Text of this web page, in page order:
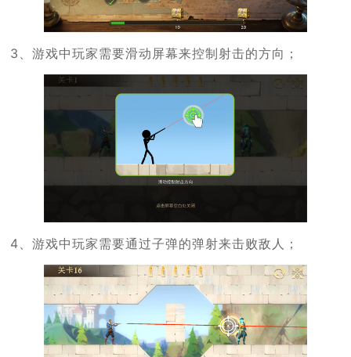
3、游戏中玩家需要滑动屏幕来控制射击的方向；
4、游戏中玩家需要通过子弹的弹射来击败敌人；